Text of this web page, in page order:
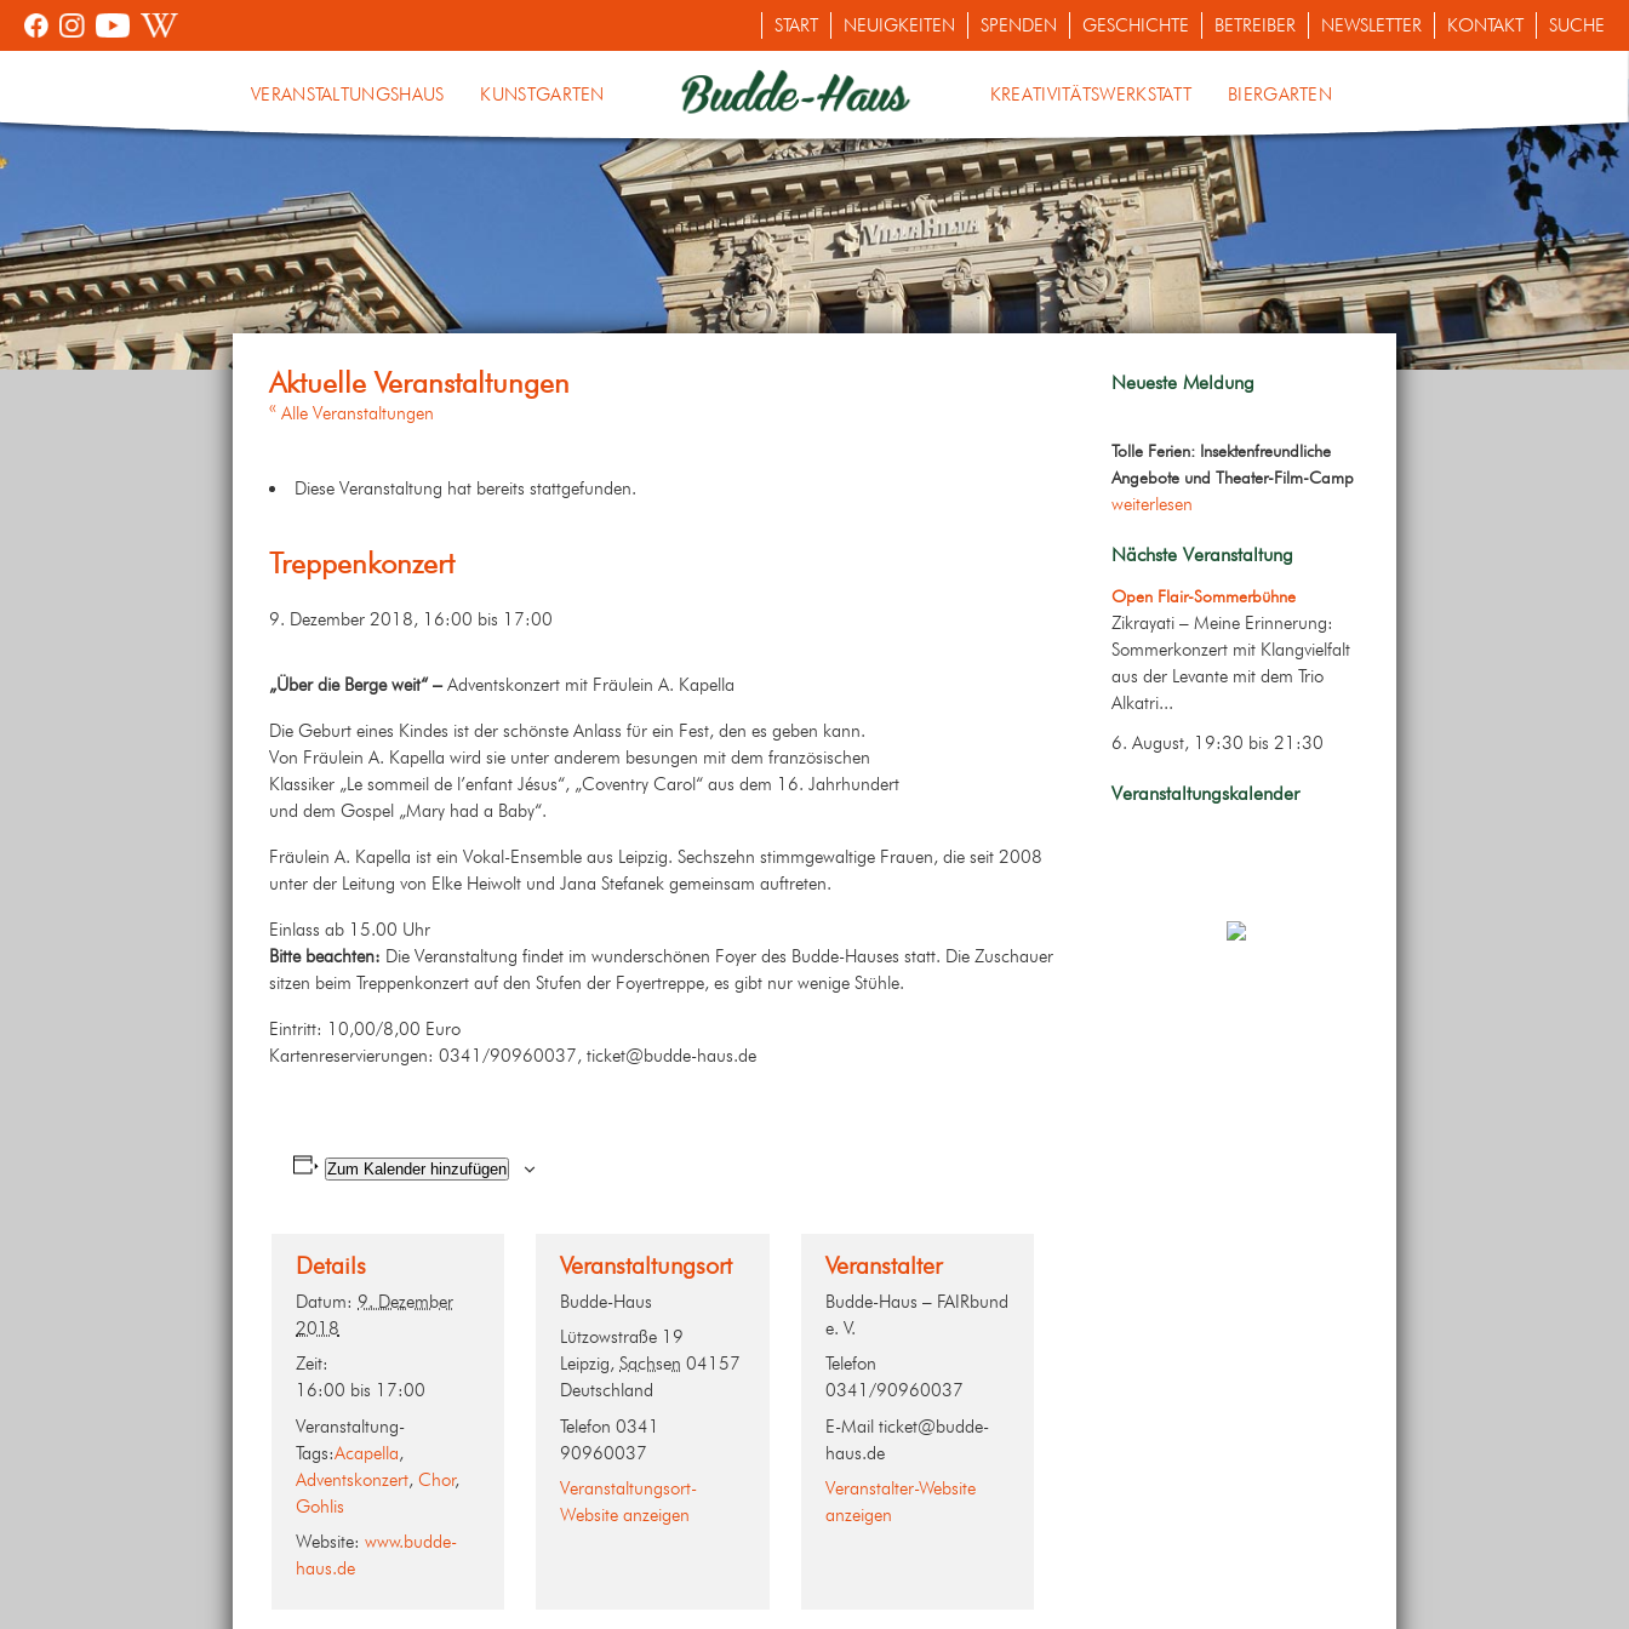
START NEUIGKEITEN SPENDEN GESCHICHTE BETREIBER NEWSLETTER KONTAKT SUCHE
VERANSTALTUNGSHAUS KUNSTGARTEN KREATIVITÄTSWERKSTATT BIERGARTEN
« Alle Veranstaltungen
Diese Veranstaltung hat bereits stattgefunden.
Treppenkonzert
9. Dezember 2018, 16:00 bis 17:00
„Über die Berge weit“ –Adventskonzert mit Fräulein A. Kapella
Die Geburt eines Kindes ist der schönste Anlass für ein Fest, den es geben kann.
Von Fräulein A. Kapella wird sie unter anderem besungen mit dem französischen
Klassiker „Le sommeil de l’enfant Jésus“, „Coventry Carol“ aus dem 16. Jahrhundert
und dem Gospel „Mary had a Baby“.
Fräulein A. Kapella ist ein Vokal-Ensemble aus Leipzig. Sechszehn stimmgewaltige Frauen, die seit 2008
unter der Leitung von Elke Heiwolt und Jana Stefanek gemeinsam auftreten.
Einlass ab 15.00 Uhr
Bitte beachten: Die Veranstaltung findet im wunderschönen Foyer des Budde-Hauses statt. Die Zuschauer
sitzen beim Treppenkonzert auf den Stufen der Foyertreppe, es gibt nur wenige Stühle.
Eintritt: 10,00/8,00 Euro
Kartenreservierungen: 0341/90960037, ticket@budde-haus.de
Zum Kalender hinzufügen
Details
Datum: 9. Dezember
2018
Zeit:
16:00 bis 17:00
Veranstaltung-
Tags:Acapella,
Adventskonzert, Chor,
Gohlis
Website: www.budde-
haus.de
Veranstaltungsort
Budde-Haus
Lützowstraße 19
Leipzig, Sachsen 04157
Deutschland
Telefon 0341
90960037
Veranstaltungsort-
Website anzeigen
Veranstalter
Budde-Haus – FAIRbund
e. V.
Telefon
0341/90960037
E-Mail ticket@budde-
haus.de
Veranstalter-Website
anzeigen
Neueste Meldung
Tolle Ferien: Insektenfreundliche
Angebote und Theater-Film-Camp
weiterlesen
Nächste Veranstaltung
Open Flair-Sommerbühne
Zikrayati – Meine Erinnerung:
Sommerkonzert mit Klangvielfalt
aus der Levante mit dem Trio
Alkatri...
6. August, 19:30 bis 21:30
Veranstaltungskalender